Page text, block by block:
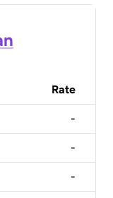
Rate
-
-
-